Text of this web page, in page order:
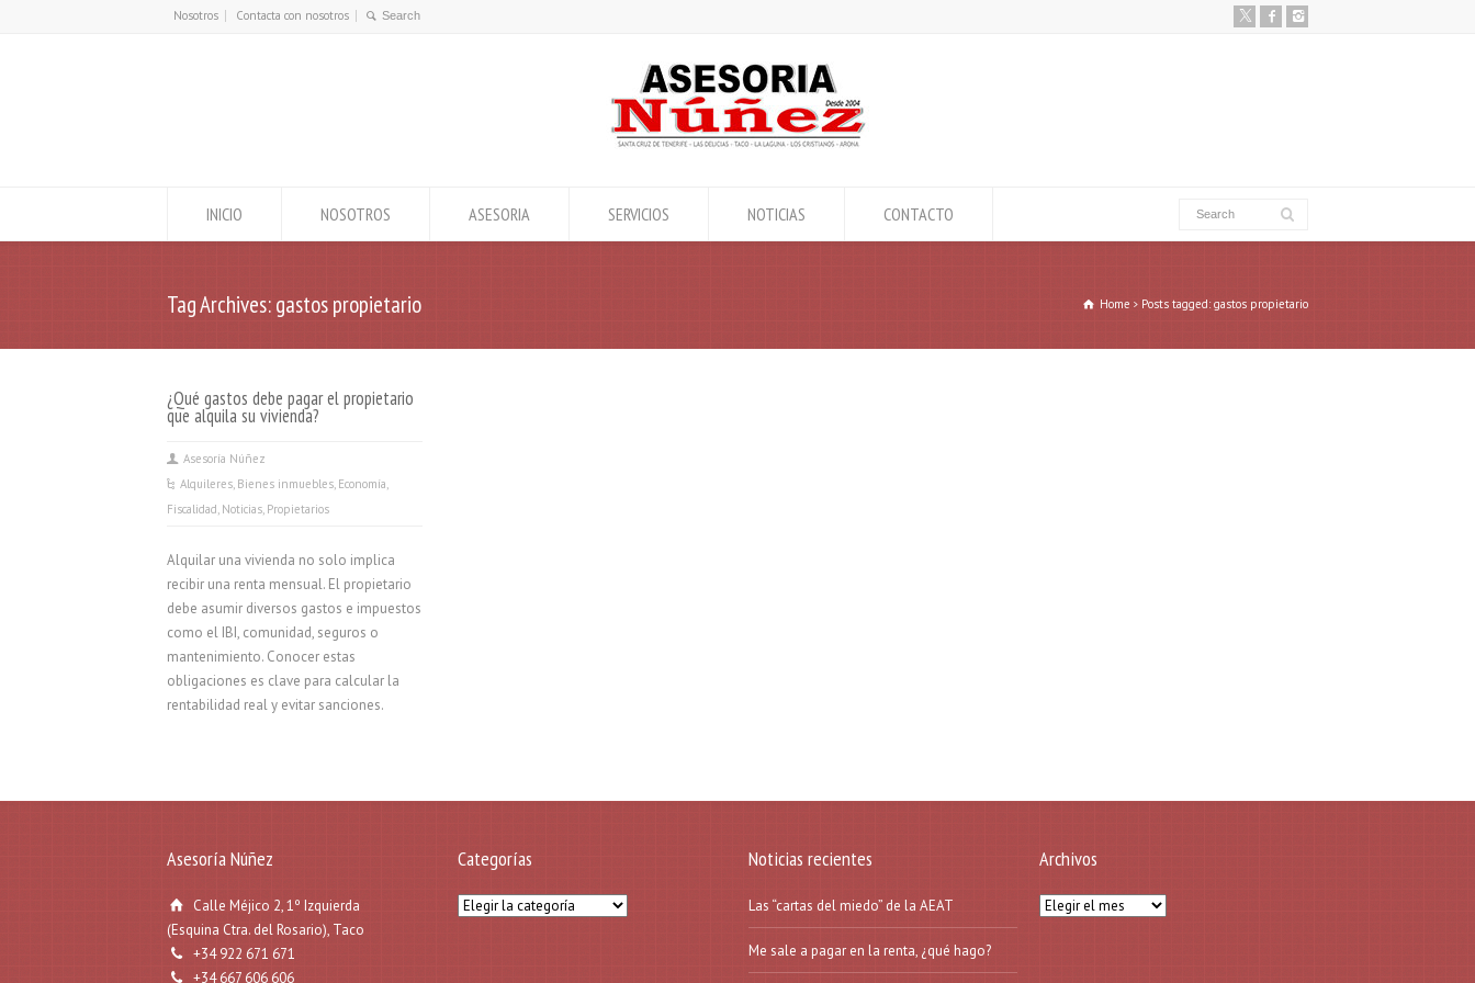
Nosotros Contacta con nosotros
INICIO NOSOTROS ASESORIA SERVICIOS NOTICIAS CONTACTO
Tag Archives: gastos propietario Home Posts tagged: gastos propietario
¿Qué gastos debe pagar el propietario
que alquila su vivienda?
Asesoría Núñez
Alquileres, Bienes inmuebles, Economía
Fiscalidad, Noticias, Propietarios
Alquilar una vivienda no solo implica
recibir una renta mensual. El propietario
debe asumir diversos gastos e impuestos
como el IBI, comunidad, seguros o
mantenimiento. Conocer estas
obligaciones es clave para calcular la
rentabilidad real y evitar sanciones.
Asesoría Núñez
Calle Méjico 2, 1º Izquierda
(Esquina Ctra. del Rosario), Taco
+34 922 671 671
+34 667 606 606
Categorías
Categorías
Noticias recientes
Las “cartas del miedo” de la AEAT
Me sale a pagar en la renta, ¿qué hago?
Archivos
Archivos